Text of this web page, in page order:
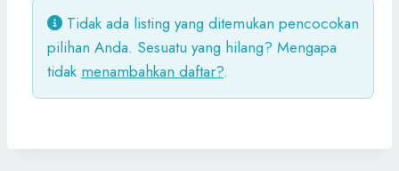
Tidak ada listing yang ditemukan pencocokan
pilihan Anda. Sesuatu yang hilang? Mengapa
tidak menambahkan daftar?.